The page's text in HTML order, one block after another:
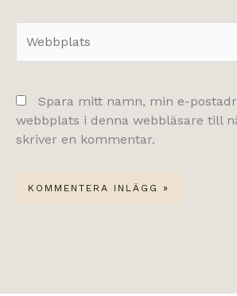
Spara mitt namn, min e-
webbplats i denna webbläsare till
skriver en kommentar.